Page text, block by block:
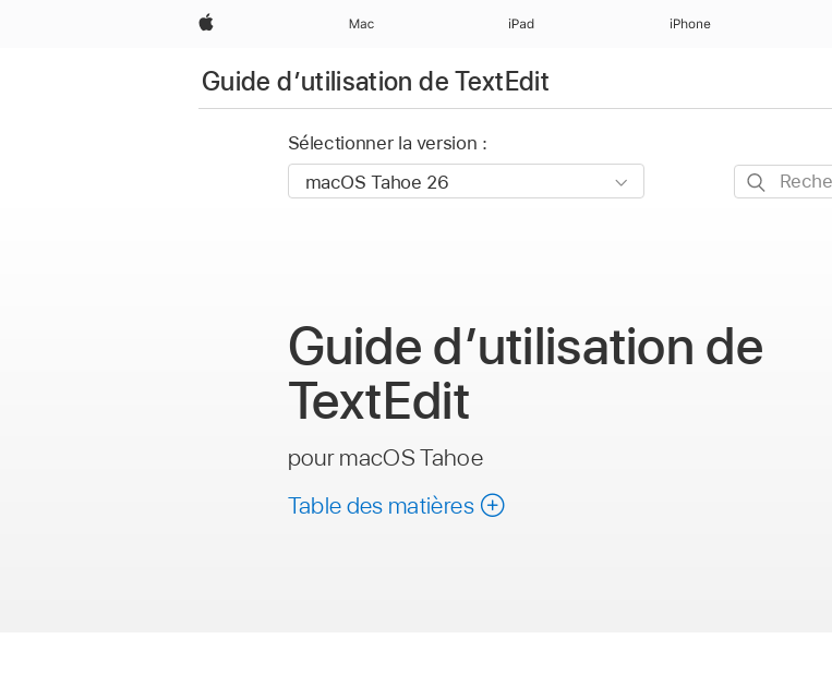
Apple Mac iPad iPhone
Guide d’utilisation de TextEdit
Sélectionner la version :
Rechercher
Guide d’utilisation de
TextEdit
pour macOS Tahoe
Table des matières